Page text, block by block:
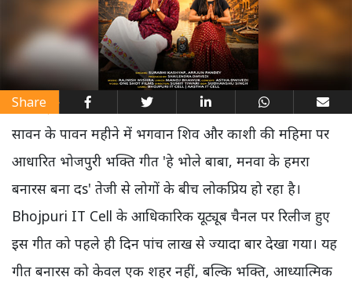
Share
सावन के पावन महीने में भगवान शिव और काशी की महिमा पर
आधारित भोजपुरी भक्ति गीत 'हे भोले बाबा, मनवा के हमरा
बनारस बना दs' तेजी से लोगों के बीच लोकप्रिय हो रहा है।
Bhojpuri IT Cell के आधिकारिक यूट्यूब चैनल पर रिलीज हुए
इस गीत को पहले ही दिन पांच लाख से ज्यादा बार देखा गया। यह
गीत बनारस को केवल एक शहर नहीं, बल्कि भक्ति, आध्यात्मिक